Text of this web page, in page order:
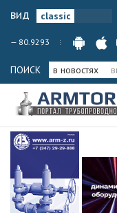
вид
— 80.9293
ПОИСК в новостях